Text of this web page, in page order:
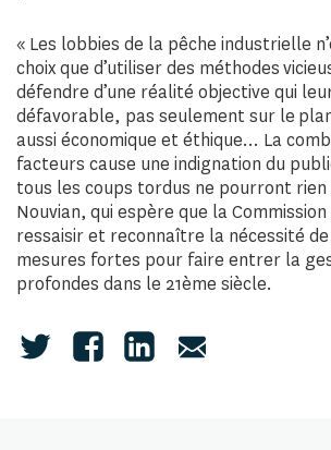
« Les lobbies de la pêche industrielle
choix que d’utiliser des méthodes
défendre d’une réalité objective qui
défavorable, pas seulement sur le
aussi économique et éthique… La
facteurs cause une indignation du
tous les coups tordus ne pourront rien
Nouvian, qui espère que la Commission
ressaisir et reconnaître la nécessité
mesures fortes pour faire entrer la
profondes dans le 21ème siècle.